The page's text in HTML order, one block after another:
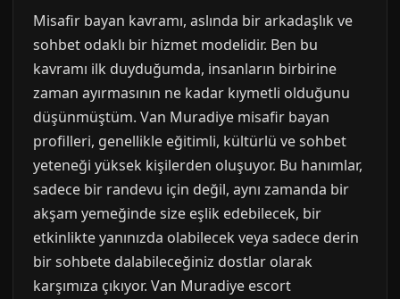
Misafir bayan kavramı, aslında bir arkadaşlık ve
sohbet odaklı bir hizmet modelidir. Ben bu
kavramı ilk duyduğumda, insanların birbirine
zaman ayırmasının ne kadar kıymetli olduğunu
düşünmüştüm. Van Muradiye misafir bayan
profilleri, genellikle eğitimli, kültürlü ve sohbet
yeteneği yüksek kişilerden oluşuyor. Bu hanımlar,
sadece bir randevu için değil, aynı zamanda bir
akşam yemeğinde size eşlik edebilecek, bir
etkinlikte yanınızda olabilecek veya sadece derin
bir sohbete dalabileceğiniz dostlar olarak
karşımıza çıkıyor. Van Muradiye escort